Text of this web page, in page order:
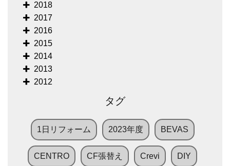
2018
2017
2016
2015
2014
2013
2012
タグ
1日リフォーム 2023年度 BEVAS
CENTRO CF張替え Crevi DIY